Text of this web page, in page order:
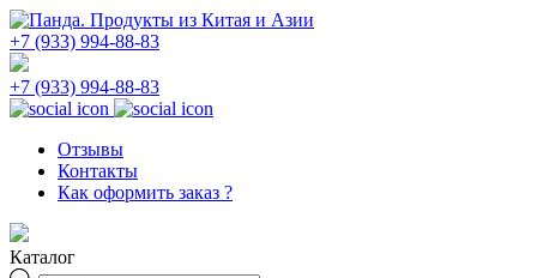
+7 (933) 994-88-83
+7 (933) 994-88-83
Отзывы
Контакты
Как оформить заказ ?
Каталог